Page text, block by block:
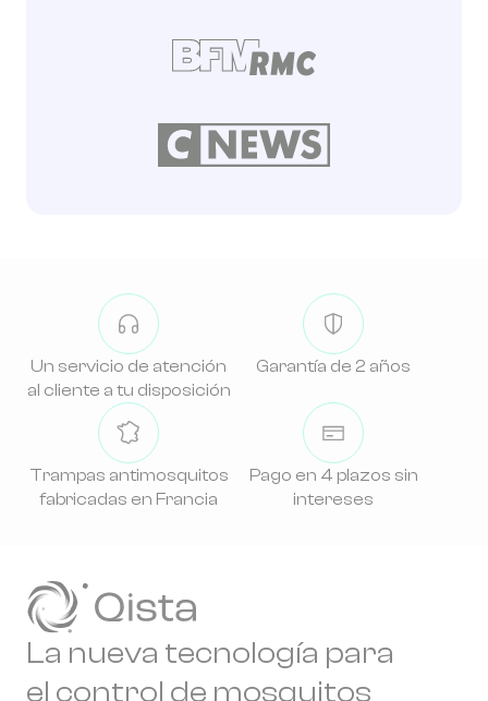
Un servicio de atención
al cliente a tu disposición
Garantía de 2 años
Trampas antimosquitos
fabricadas en Francia
Pago en 4 plazos sin
intereses
La nueva tecnología para
el control de mosquitos